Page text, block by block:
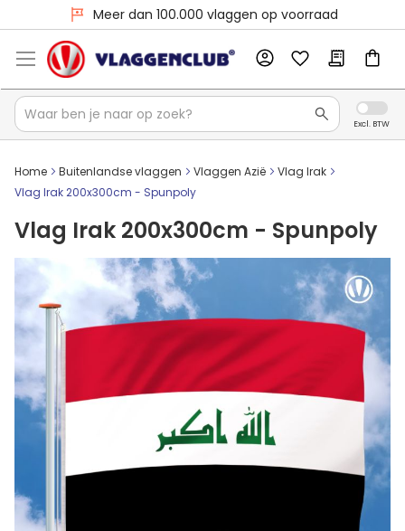
Meer dan 100.000 vlaggen op voorraad
Home Buitenlandse vlaggen Vlaggen Azië
Vlag Irak
Vlag Irak 200x300cm - Spunpoly
Vlag Irak 200x300cm - Spunpoly